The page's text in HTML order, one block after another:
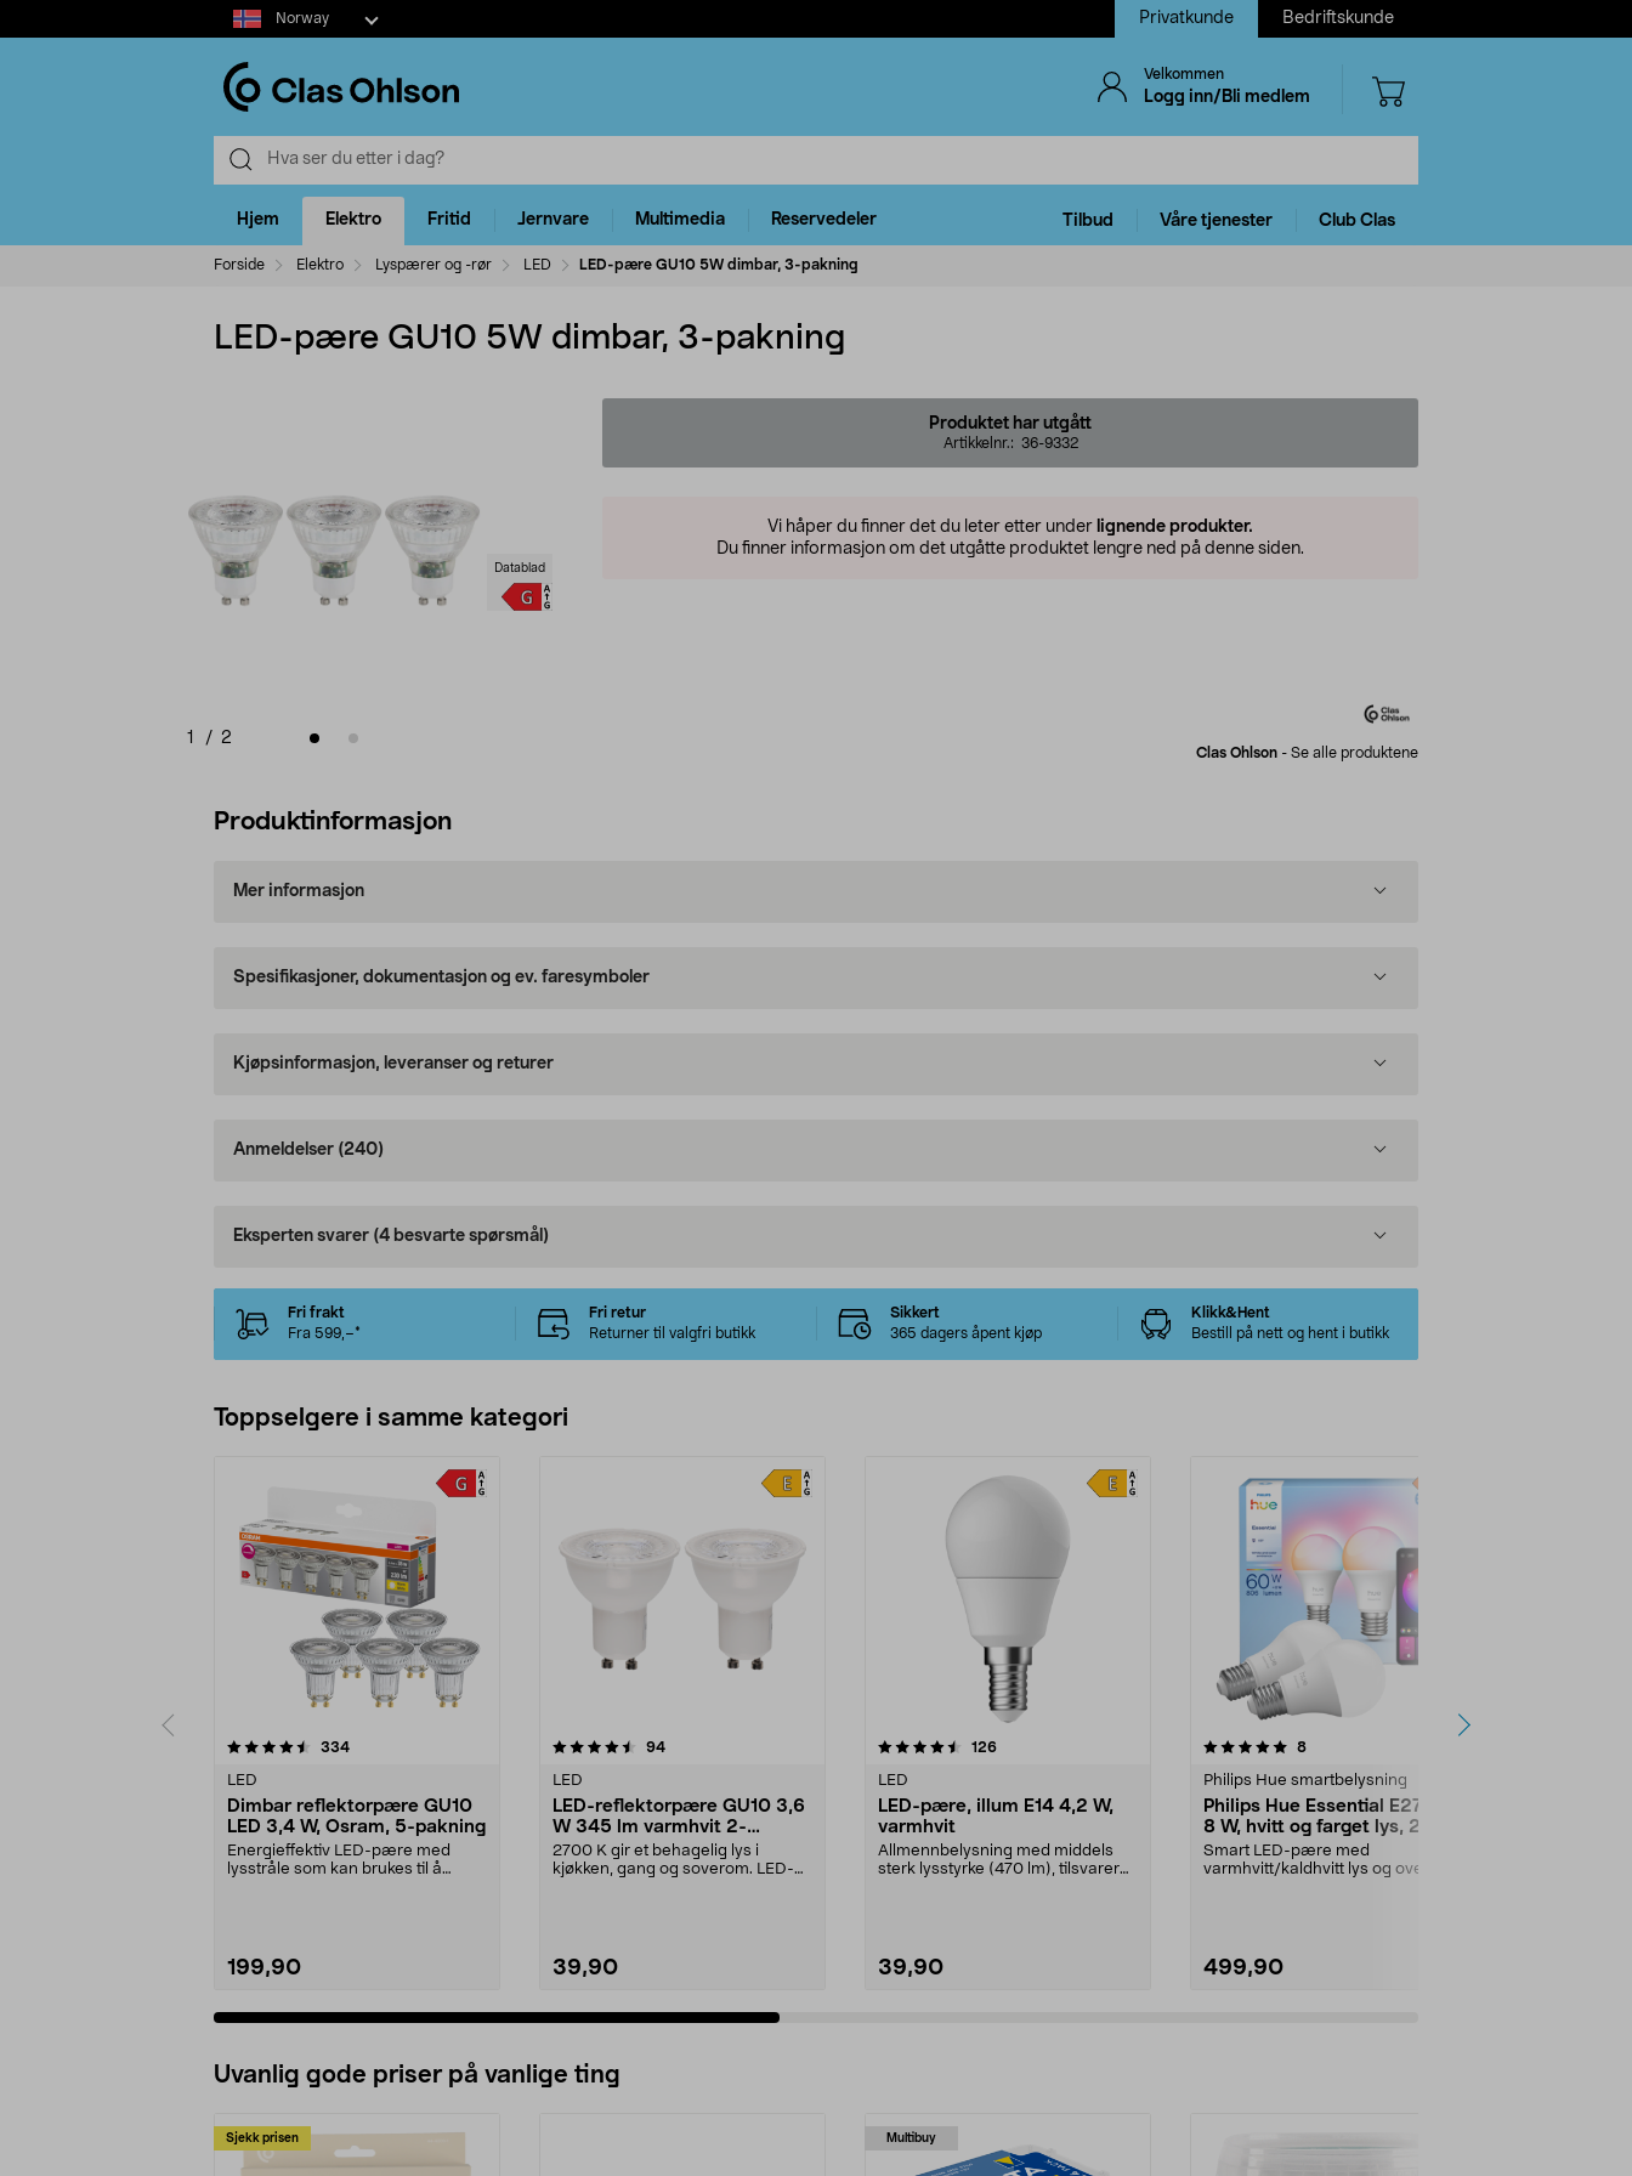
Select
market
Norway Privatkunde Bedriftskunde
Velkommen
Logg inn/Bli medlem
Hjem Elektro Fritid Jernvare Multimedia Reservedeler Tilbud Våre tjenester Club Clas
Forside Elektro Lyspærer og -rør LED LED-pære GU10 5W dimbar, 3-pakning
LED-pære GU10 5W dimbar, 3-pakning
Datablad
1 / 2
Produktet har utgått
Artikkelnr.: 36-9332
Vi håper du finner det du leter etter under lignende produkter.
Du finner informasjon om det utgåtte produktet lengre ned på denne siden.
Clas Ohlson - Se alle produktene
Produktinformasjon
Mer informasjon
Spesifikasjoner, dokumentasjon og ev. faresymboler
Kjøpsinformasjon, leveranser og returer
Anmeldelser (240)
Eksperten svarer (4 besvarte spørsmål)
Fri frakt
Fra 599,–*
Fri retur
Returner til valgfri butikk
Sikkert
365 dagers åpent kjøp
Klikk&Hent
Bestill på nett og hent i butikk
Toppselgere i samme kategori
334anmeldelser
LED
Dimbar reflektorpære GU10
LED 3,4 W, Osram, 5-pakning
Energieffektiv LED-pære med
lysstråle som kan brukes til å
199,90
4.5 av 5 stjerner 94anmeldelser
LED
LED-reflektorpære GU10 3,6
W 345 lm varmhvit 2-
pakning
2700 K gir et behagelig lys i
kjøkken, gang og soverom. LED-
39,90
4.5 av 5 stjerner 126anmeldelser
LED
LED-pære, illum E14 4,2 W,
varmhvit
Allmennbelysning med middels
sterk lysstyrke (470 lm), tilsvarer
39,90
5.0 av 5 stjerner 8anmeldelser
Philips Hue smartbelysning
Philips Hue Essential E27 LED
8 W, hvitt og farget lys, 2-
pakning
Smart LED-pære med
varmhvitt/kaldhvitt lys og over 16
499,90
4.5 av 5 stjerner
Uvanlig gode priser på vanlige ting
Sjekk prisen Multibuy